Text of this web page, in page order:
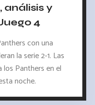
análisis y
4
con una
la serie 2-1. Las
Panthers en el
noche.